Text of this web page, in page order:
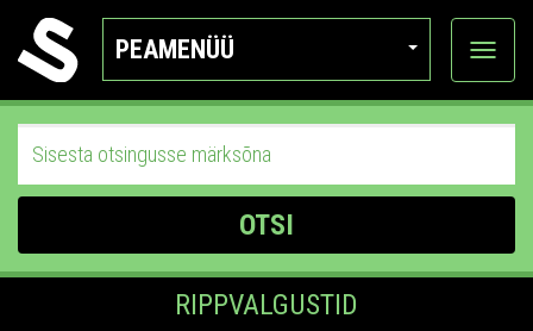
PEAMENÜÜ
Ava
OTSI
RIPPVALGUSTID